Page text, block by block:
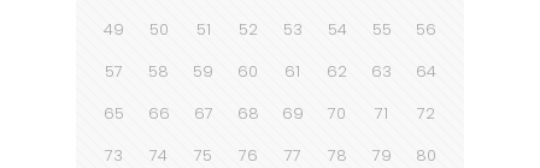
49
50 51 52 53 54 55
56
57
58 59 60 61 62 63
64
65
66 67 68 69 70 71
72
73
74 75 76 77 78 79
80